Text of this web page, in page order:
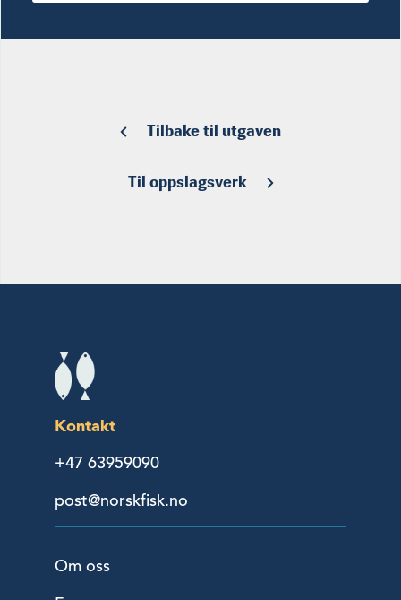
Tilbake til utgaven
Til oppslagsverk
Kontakt
+47 63959090
post@norskfisk.no
Om oss